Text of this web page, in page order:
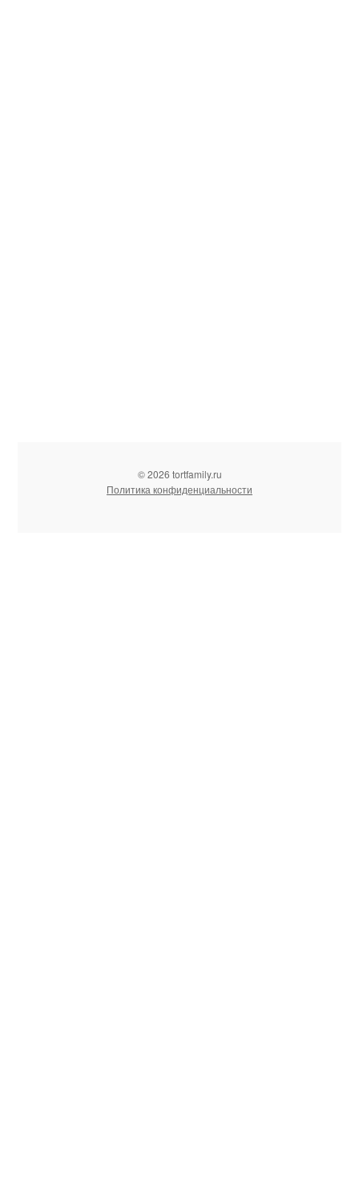
© 2026 tortfamily.ru
Политика конфиденциальности